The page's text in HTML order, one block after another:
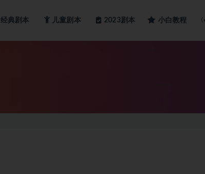
经典剧本 儿童剧本 2023剧本 小白教程